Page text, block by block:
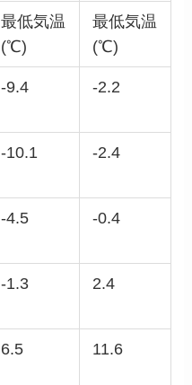
最低気温
(℃)
最低気温
(℃)
-9.4 -2.2
-10.1 -2.4
-4.5 -0.4
-1.3 2.4
6.5 11.6